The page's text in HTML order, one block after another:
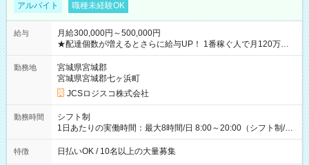
アルバイト 職種未経験OK
給与
月給300,000円～500,000円
★配達個数が増えるとさらに給与UP！ 1番稼ぐ人で月120万ほ
ど！ ・主要都市エリア 月収55万円／週5日稼働 月収65万~112
万円／週6日稼働 ・地方郊外エリア 月収40万円／週5日稼働 月
収40万円~50万円／週6日稼働 ＜モデルイメージ＞ ■月収50万
円 (27歳男性/江東区在住)※元建築関係 1日150個配達×25日勤務
(日休み) ■月収80万円(43歳男性/墨田区在住)※元営業 1日200個
勤務地
宮城県宮城郡
宮城県宮城郡七ヶ浜町
JCSロジスコ株式会社
勤務時間
シフト制
1日あたりの実働時間：最大8時間/日 8:00～20:00（シフト制/実
働8時間） ※週5日勤務（場所次第では週4も有り） ※配達状況
によって時間外での勤務可能性有り ※案件により多少の前後あ
特徴 日払いOK / 10名以上の大量募集